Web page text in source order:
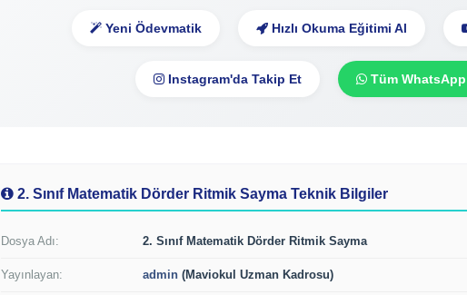
Yeni Ödevmatik Hızlı Okuma Eğitimi Al
Instagram'da Takip Et Tüm WhatsApp
2. Sınıf Matematik Dörder Ritmik Sayma Teknik Bilgiler
Dosya Adı: 2. Sınıf Matematik Dörder Ritmik Sayma
Yayınlayan: admin (Maviokul Uzman Kadrosu)